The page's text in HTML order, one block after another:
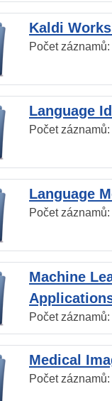
Kaldi
Počet záznamů:
Language
Počet záznamů:
Language
Počet záznamů:
Machine
Počet záznamů:
Medical
Počet záznamů: